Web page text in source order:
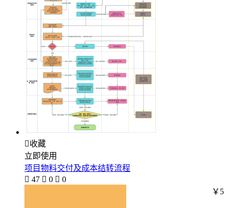
收藏
立即使用
项目物料交付及成本结转流程
 47  0  0
￥5